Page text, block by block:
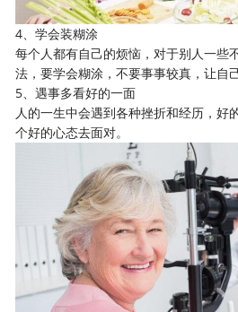
4、学会装糊涂
每个人都有自己的烦恼，对于别人一些
法，要学会糊涂，不要事事较真，让自
5、遇事多看好的一面
人的一生中会遇到各种挫折和经历，好
个好的心态去面对。